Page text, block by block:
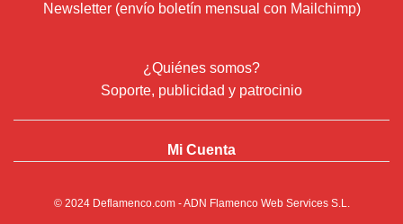
Newsletter (envío boletín mensual con Mailchimp)
¿Quiénes somos?
Soporte, publicidad y patrocinio
Mi Cuenta
© 2024 Deflamenco.com- ADN Flamenco Web Services S.L.